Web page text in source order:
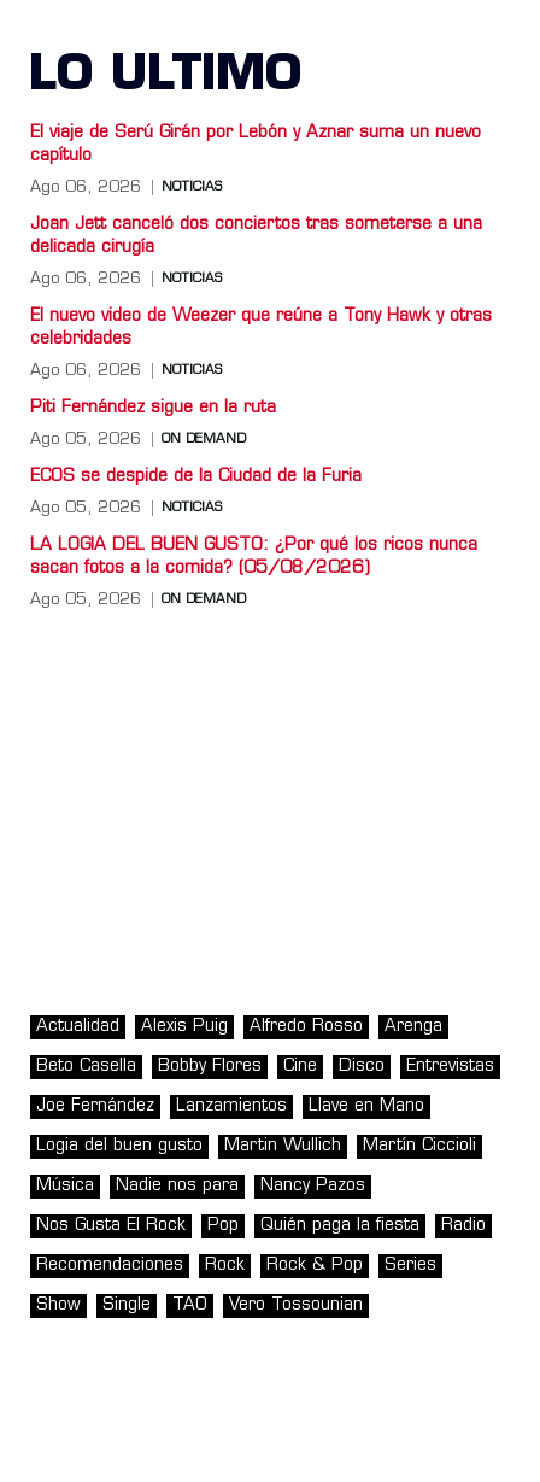
LO ULTIMO
El viaje de Serú Girán por Lebón y Aznar suma un nuevo
capítulo
Ago 06, 2026 NOTICIAS
Joan Jett canceló dos conciertos tras someterse a una
delicada cirugía
Ago 06, 2026 NOTICIAS
El nuevo video de Weezer que reúne a Tony Hawk y otras
celebridades
Ago 06, 2026 NOTICIAS
Piti Fernández sigue en la ruta
Ago 05, 2026 ON DEMAND
ECOS se despide de la Ciudad de la Furia
Ago 05, 2026 NOTICIAS
LA LOGIA DEL BUEN GUSTO: ¿Por qué los ricos nunca
sacan fotos a la comida? (05/08/2026)
Ago 05, 2026 ON DEMAND
Actualidad Alexis Puig Alfredo Rosso Arenga
Beto Casella Bobby Flores Cine Disco Entrevistas
Joe Fernández Lanzamientos Llave en Mano
Logia del buen gusto Martin Wullich Martín Ciccioli
Música Nadie nos para Nancy Pazos
Nos Gusta El Rock Pop Quién paga la fiesta Radio
Recomendaciones Rock Rock & Pop Series
Show Single TAO Vero Tossounian